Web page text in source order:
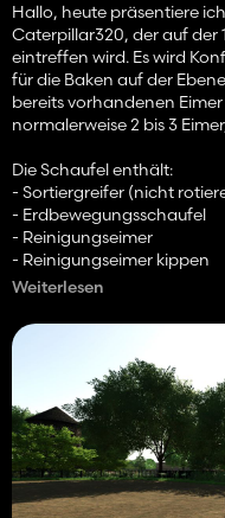
Hallo, heute präsentiere
Caterpillar320, der auf der
eintreffen wird. Es wird
für die Baken auf der
bereits vorhandenen Eimer
normalerweise 2 bis 3
Die Schaufel enthält:
- Sortiergreifer (nicht
- Erdbewegungsschaufel
- Reinigungseimer
- Reinigungseimer kippen
- Skelettreinigungseimer
Weiterlesen